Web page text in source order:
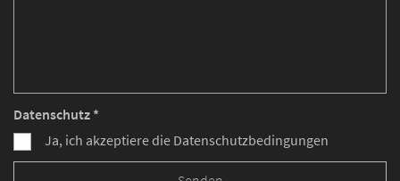
Datenschutz *
Ja, ich akzeptiere die Datenschutzbedingungen